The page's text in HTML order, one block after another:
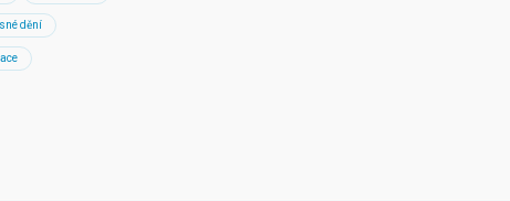
dění